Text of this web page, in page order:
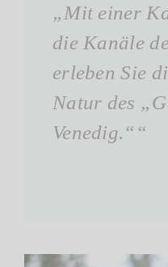
„Mit einer
die Kanäle
erleben Sie
Natur des
Venedig.““